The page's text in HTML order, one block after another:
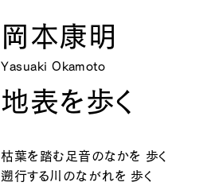
岡本康明
Yasuaki Okamoto
地表を歩く
枯葉を踏む足音のなかを 歩く
遡行する川のながれを 歩く